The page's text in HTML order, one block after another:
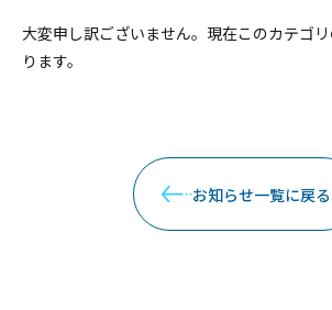
大変申し訳ございません。現在このカテゴ
ります。
お知らせ一覧に戻る